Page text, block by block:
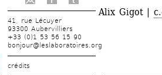
41, rue Lécuyer
93300 Aubervilliers
+33 (0)1 53 56 15 90
bonjour@leslaboratoires.org
crédits
Alix Gigot |